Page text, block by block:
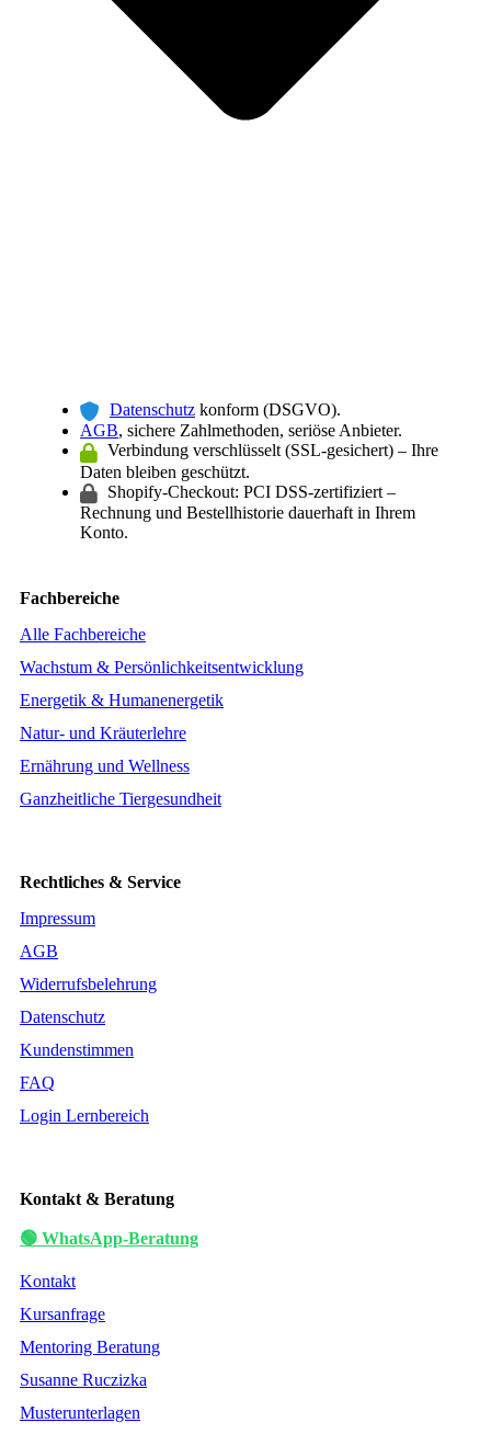
Datenschutz konform (DSGVO).
AGB, sichere Zahlmethoden, seriöse Anbieter.
Verbindung verschlüsselt (SSL-gesichert) – Ihre
Daten bleiben geschützt.
Shopify-Checkout: PCI DSS-zertifiziert –
Rechnung und Bestellhistorie dauerhaft in Ihrem
Konto.
Fachbereiche
Alle Fachbereiche
Wachstum & Persönlichkeitsentwicklung
Energetik & Humanenergetik
Natur- und Kräuterlehre
Ernährung und Wellness
Ganzheitliche Tiergesundheit
Rechtliches & Service
Impressum
AGB
Widerrufsbelehrung
Datenschutz
Kundenstimmen
FAQ
Login Lernbereich
Kontakt & Beratung
🟢 WhatsApp-Beratung
Kontakt
Kursanfrage
Mentoring Beratung
Susanne Ruczizka
Musterunterlagen